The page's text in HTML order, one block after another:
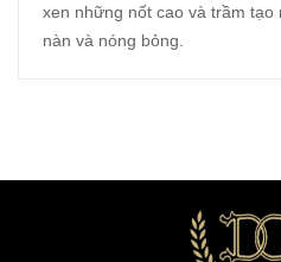
xen những nốt cao và trầm
nàn và nóng bỏng.